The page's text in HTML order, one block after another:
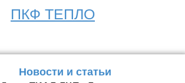
ПКФ ТЕПЛО
Новости и статьи